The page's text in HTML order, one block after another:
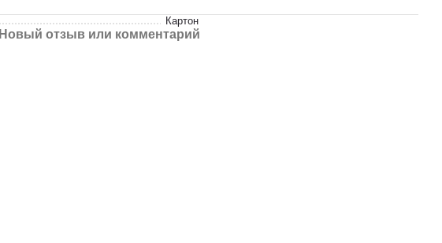
Картон
Новый отзыв или комментарий